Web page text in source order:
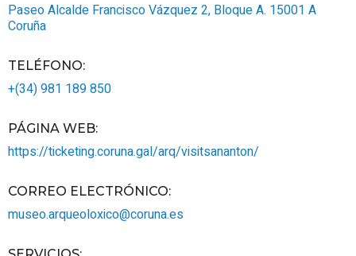
Paseo Alcalde Francisco Vázquez 2, Bloque A. 15001 A
Coruña
TELÉFONO:
+(34) 981 189 850
PÁGINA WEB:
https://ticketing.coruna.gal/arq/visitsananton/
CORREO ELECTRÓNICO:
museo.arqueoloxico@coruna.es